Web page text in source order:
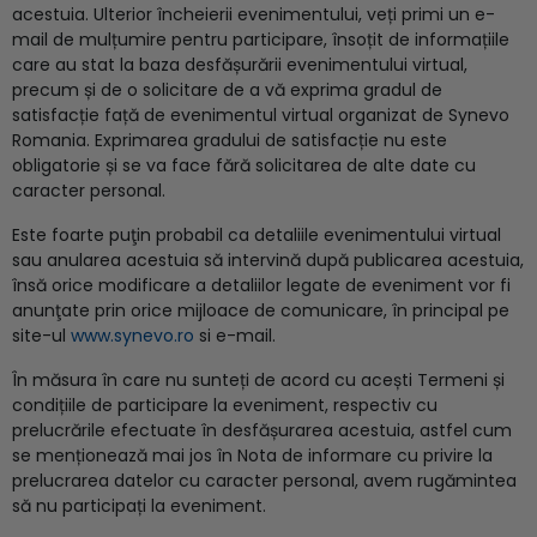
acestuia. Ulterior încheierii evenimentului, veți primi un e-
mail de mulțumire pentru participare, însoțit de informațiile
care au stat la baza desfășurării evenimentului virtual,
precum și de o solicitare de a vă exprima gradul de
satisfacție față de evenimentul virtual organizat de Synevo
Romania. Exprimarea gradului de satisfacție nu este
obligatorie și se va face fără solicitarea de alte date cu
caracter personal.
Este foarte puţin probabil ca detaliile evenimentului virtual
sau anularea acestuia să intervină după publicarea acestuia,
însă orice modificare a detaliilor legate de eveniment vor fi
anunţate prin orice mijloace de comunicare, în principal pe
site-ul www.synevo.ro si e-mail.
În măsura în care nu sunteți de acord cu acești Termeni și
condițiile de participare la eveniment, respectiv cu
prelucrările efectuate în desfășurarea acestuia, astfel cum
se menționează mai jos în Nota de informare cu privire la
prelucrarea datelor cu caracter personal, avem rugămintea
să nu participați la eveniment.